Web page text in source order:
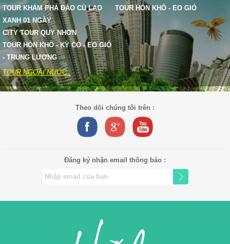
TOUR KHÁM PHÁ ĐẢO CÙ LAO
XANH 01 NGÀY
CITY TOUR QUY NHƠN
TOUR HÒN KHÔ - KỲ CO - EO GIÓ
- TRUNG LƯƠNG
TOUR HÒN KHÔ - EO GIÓ
TOUR NGOÀI NƯỚC :
Theo dõi chúng tôi trên :
Đăng ký nhận email thông báo :